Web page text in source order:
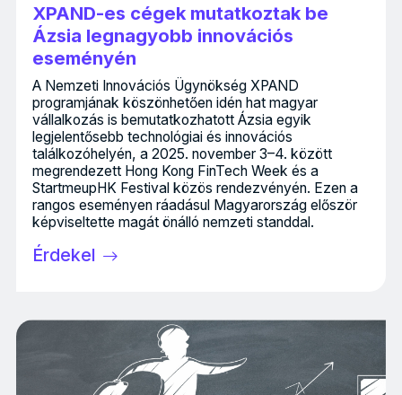
XPAND-es cégek mutatkoztak be
Ázsia legnagyobb innovációs
eseményén
A Nemzeti Innovációs Ügynökség XPAND
programjának köszönhetően idén hat magyar
vállalkozás is bemutatkozhatott Ázsia egyik
legjelentősebb technológiai és innovációs
találkozóhelyén, a 2025. november 3–4. között
megrendezett Hong Kong FinTech Week és a
StartmeupHK Festival közös rendezvényén. Ezen a
rangos eseményen ráadásul Magyarország először
képviseltette magát önálló nemzeti standdal.
Érdekel